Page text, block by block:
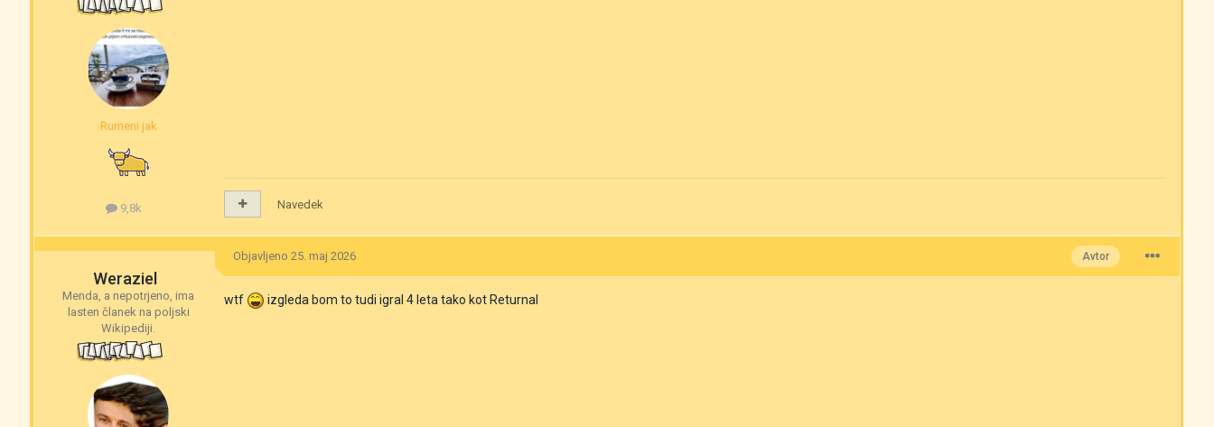
Rumeni jak
9,8k Navedek
Weraziel
Menda, a nepotrjeno, ima
lasten članek na poljski
Wikipediji.
Avtor
Objavljeno25. maj 2026
wtf izgleda bom to tudi igral 4 leta tako kot Returnal